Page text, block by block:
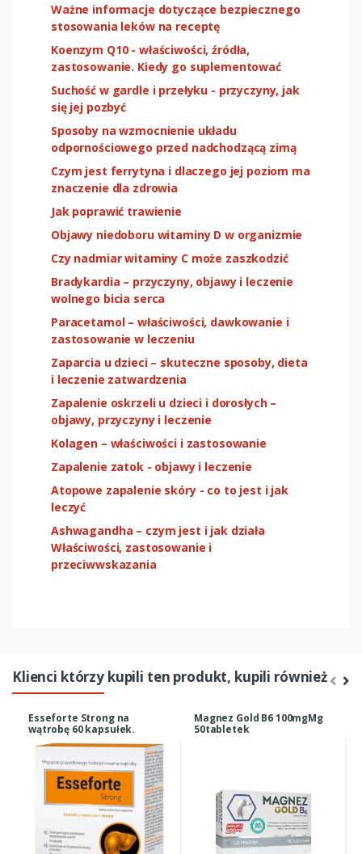
Ważne informacje dotyczące bezpiecznego
stosowania leków na receptę
Koenzym Q10 - właściwości, źródła,
zastosowanie. Kiedy go suplementować
Suchość w gardle i przełyku - przyczyny, jak
się jej pozbyć
Sposoby na wzmocnienie układu
odpornościowego przed nadchodzącą zimą
Czym jest ferrytyna i dlaczego jej poziom ma
znaczenie dla zdrowia
Jak poprawić trawienie
Objawy niedoboru witaminy D w organizmie
Czy nadmiar witaminy C może zaszkodzić
Bradykardia – przyczyny, objawy i leczenie
wolnego bicia serca
Paracetamol – właściwości, dawkowanie i
zastosowanie w leczeniu
Zaparcia u dzieci – skuteczne sposoby, dieta
i leczenie zatwardzenia
Zapalenie oskrzeli u dzieci i dorosłych –
objawy, przyczyny i leczenie
Kolagen – właściwości i zastosowanie
Zapalenie zatok - objawy i leczenie
Atopowe zapalenie skóry - co to jest i jak
leczyć
Ashwagandha – czym jest i jak działa
Właściwości, zastosowanie i
przeciwwskazania
Klienci którzy kupili ten produkt, kupili również
Esseforte Strong na
wątrobę 60 kapsułek.
Magnez Gold B6 100mgMg
50tabletek